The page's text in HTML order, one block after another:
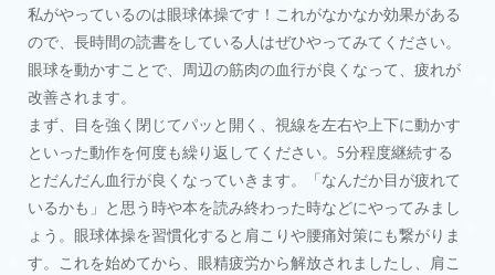
私がやっているのは眼球体操です！これがなかなか効果がある
ので、長時間の読書をしている人はぜひやってみてください。
眼球を動かすことで、周辺の筋肉の血行が良くなって、疲れが
改善されます。
まず、目を強く閉じてパッと開く、視線を左右や上下に動かす
といった動作を何度も繰り返してください。5分程度継続する
とだんだん血行が良くなっていきます。「なんだか目が疲れて
いるかも」と思う時や本を読み終わった時などにやってみまし
ょう。眼球体操を習慣化すると肩こりや腰痛対策にも繋がりま
す。これを始めてから、眼精疲労から解放されましたし、肩こ